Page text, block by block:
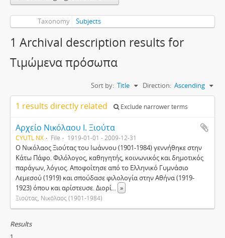
Taxonomy Subjects
1 Archival description results for
Τιμώμενα πρόσωπα
Sort by: Title Direction: Ascending
1 results directly related Exclude narrower terms
Αρχείο Νικόλαου Ι. Ξιούτα
CYUTL NX File 1919-01-01 - 2009-12-31
Ο Νικόλαος Ξιούτας του Ιωάννου (1901-1984) γεννήθηκε στην
Κάτω Πάφο. Φιλόλογος, καθηγητής, κοινωνικός και δημοτικός
παράγων, λόγιος. Αποφοίτησε από το Ελληνικό Γυμνάσιο
Λεμεσού (1919) και σπούδασε φιλολογία στην Αθήνα (1919-
1923) όπου και αρίστευσε. Διορί... »
Ξιούτας, Νικόλαος (1901-1984)
Results